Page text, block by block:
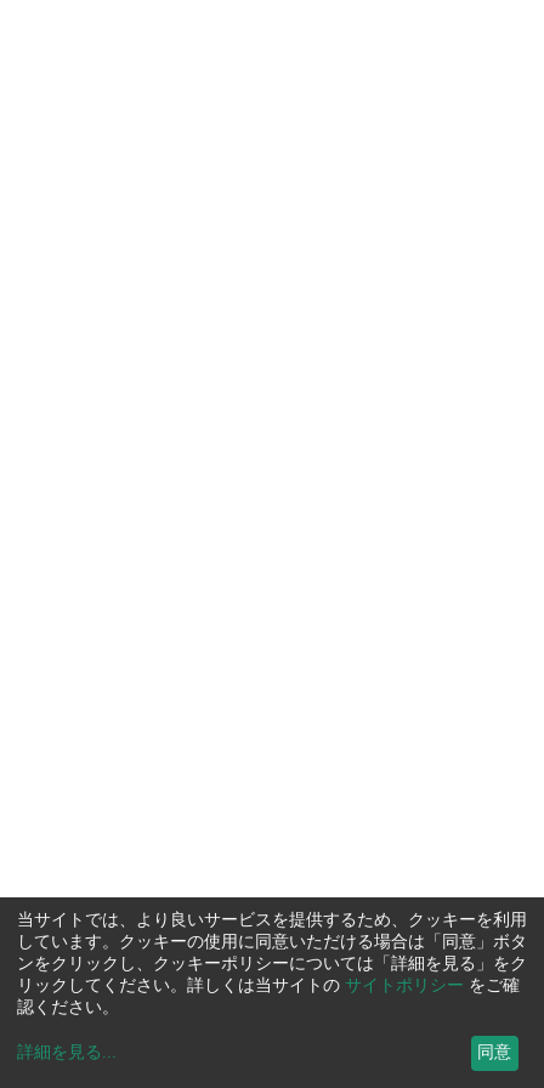
当サイトでは、より良いサービスを提供するため、クッキーを利用
しています。クッキーの使用に同意いただける場合は「同意」ボタ
ンをクリックし、クッキーポリシーについては「詳細を見る」をク
リックしてください。詳しくは当サイトの サイトポリシー をご確
認ください。
詳細を見る ... 同意